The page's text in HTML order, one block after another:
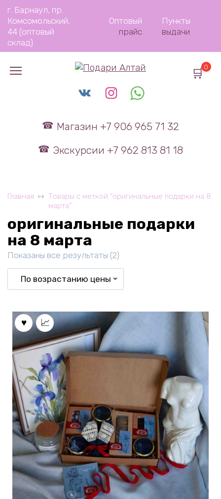
Перейти
содержанию
г. Барнаул, пр.
Комсомольский,
44 (оптовый
склад)
Оптовый
прайс
Пункты
выдачи
Магазин +7 906 965 71 32
Экскурсии +7 962 813 81 18
0
Главная
Товары с меткой “оригинальные подарки на 8
марта”
оригинальные подарки
на 8 марта
Показаны все результаты (2)
по